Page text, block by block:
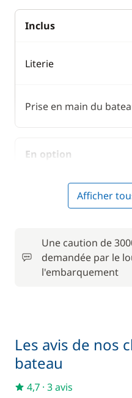
Inclus
Literie
Prise en main du
En option
Animaux de
Forfait Nettoyage
Matelas de pont
Pack Confort
Afficher
Une caution de
demandée par le
l'embarquement
Les avis de nos
bateau
4,7 · 3 avis